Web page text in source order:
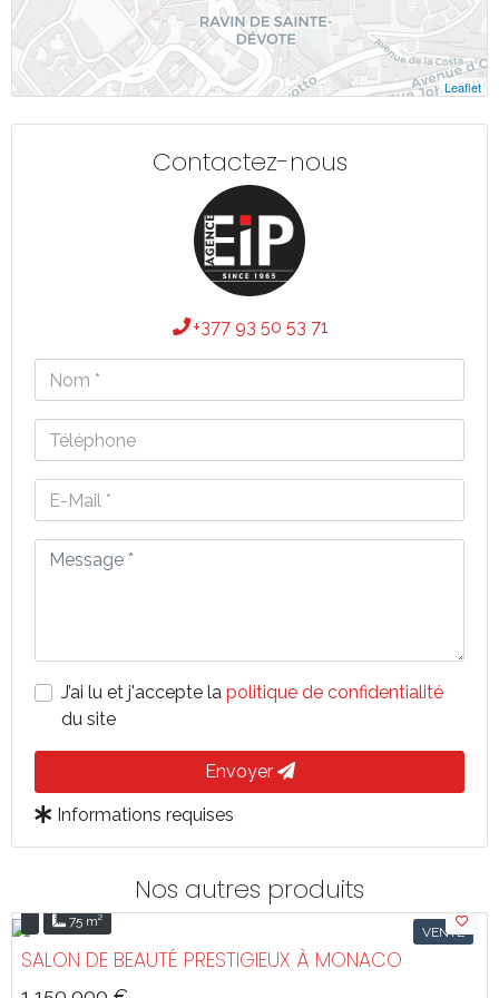
Leaflet
Contactez-nous
+377 93 50 53 71
J’ai lu et j'accepte la politique de confidentialité
du site
Envoyer
Informations requises
Nos autres produits
VENTE
75 m²
SALON DE BEAUTÉ PRESTIGIEUX À MONACO